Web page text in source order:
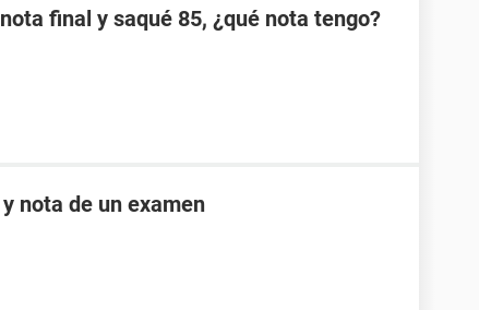
final y saqué 85, ¿qué nota tengo?
nota de un examen